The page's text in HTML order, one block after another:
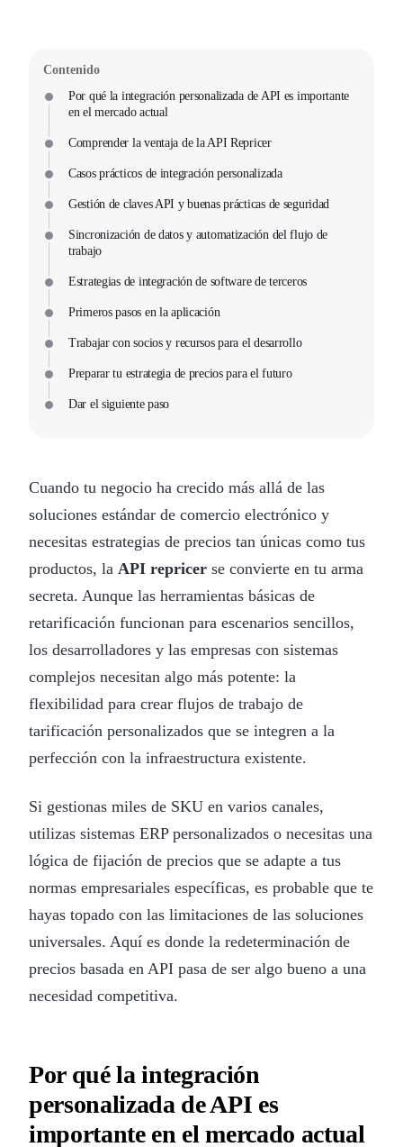
Contenido
Por qué la integración personalizada de API es importante
en el mercado actual
Comprender la ventaja de la API Repricer
Casos prácticos de integración personalizada
Gestión de claves API y buenas prácticas de seguridad
Sincronización de datos y automatización del flujo de
trabajo
Estrategias de integración de software de terceros
Primeros pasos en la aplicación
Trabajar con socios y recursos para el desarrollo
Preparar tu estrategia de precios para el futuro
Dar el siguiente paso
Cuando tu negocio ha crecido más allá de las
soluciones estándar de comercio electrónico y
necesitas estrategias de precios tan únicas como tus
productos, la API repricer se convierte en tu arma
secreta. Aunque las herramientas básicas de
retarificación funcionan para escenarios sencillos,
los desarrolladores y las empresas con sistemas
complejos necesitan algo más potente: la
flexibilidad para crear flujos de trabajo de
tarificación personalizados que se integren a la
perfección con la infraestructura existente.
Si gestionas miles de SKU en varios canales,
utilizas sistemas ERP personalizados o necesitas una
lógica de fijación de precios que se adapte a tus
normas empresariales específicas, es probable que te
hayas topado con las limitaciones de las soluciones
universales. Aquí es donde la redeterminación de
precios basada en API pasa de ser algo bueno a una
necesidad competitiva.
Por qué la integración
personalizada de API es
importante en el mercado actual